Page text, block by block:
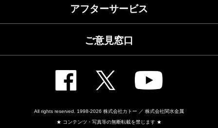
アフターサービス
ご意見窓口
All rights reserved. 1998-2026 株式会社カトー ／ 株式会社関水金属
★ コンテンツ・写真等の無断転載を禁じます ★